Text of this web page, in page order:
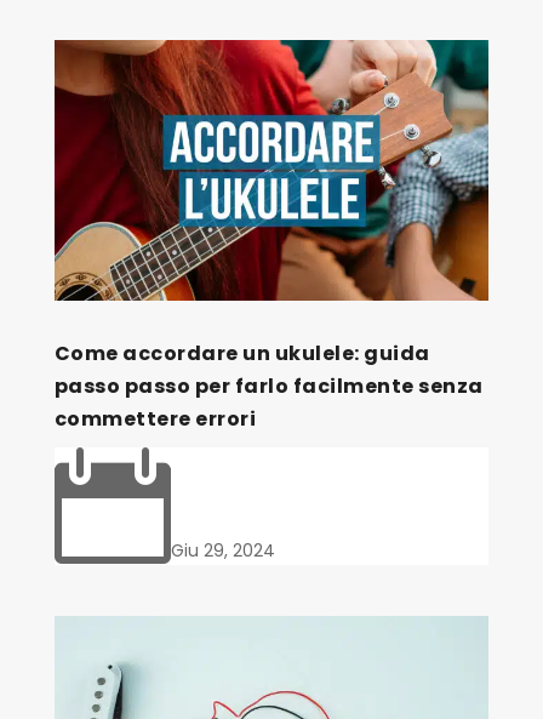
Come accordare un ukulele: guida
passo passo per farlo facilmente senza
commettere errori
Giu 29, 2024